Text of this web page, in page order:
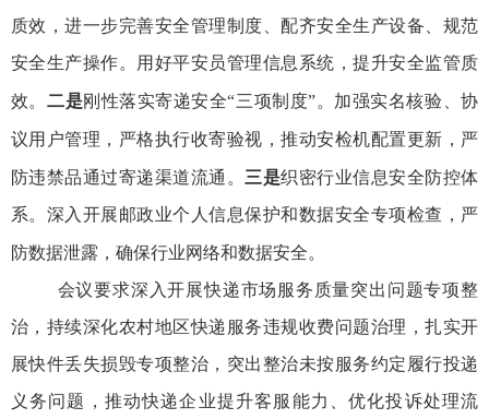
质效，进一步完善安全管理制度、配齐安全生产设备、规范
安全生产操作。用好平安员管理信息系统，提升安全监管质
效。二是刚性落实寄递安全“三项制度”。加强实名核验、协
议用户管理，严格执行收寄验视，推动安检机配置更新，严
防违禁品通过寄递渠道流通。三是织密行业信息安全防控体
系。深入开展邮政业个人信息保护和数据安全专项检查，严
防数据泄露，确保行业网络和数据安全。
会议要求深入开展快递市场服务质量突出问题专项整
治，持续深化农村地区快递服务违规收费问题治理，扎实开
展快件丢失损毁专项整治，突出整治未按服务约定履行投递
义务问题，推动快递企业提升客服能力、优化投诉处理流